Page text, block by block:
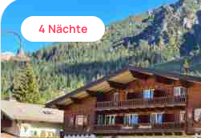
4 Nächte